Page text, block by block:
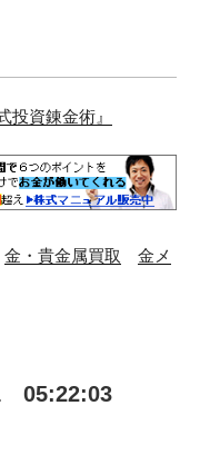
投資錬金術』
金・貴金属買取
金メ
05:22:03